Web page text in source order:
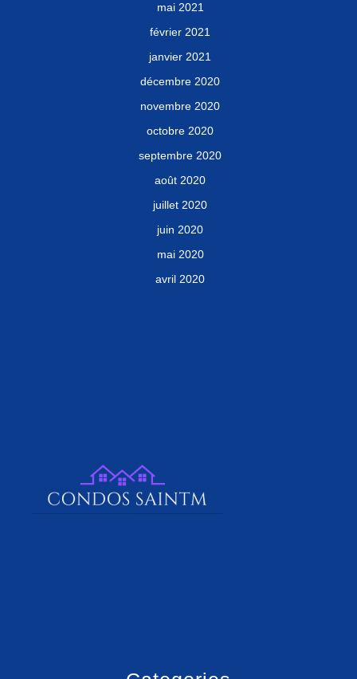
mai 2021
février 2021
janvier 2021
décembre 2020
novembre 2020
octobre 2020
septembre 2020
août 2020
juillet 2020
juin 2020
mai 2020
avril 2020